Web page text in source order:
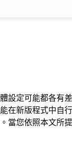
設定可能都各有
在新版程式中自
您依照本文所